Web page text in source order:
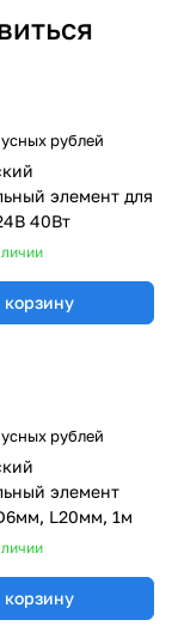
рублей
элемент для
40Вт
корзину
рублей
элемент
L20мм, 1м
корзину